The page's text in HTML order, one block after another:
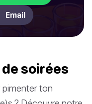
Email
soirées
pimenter ton